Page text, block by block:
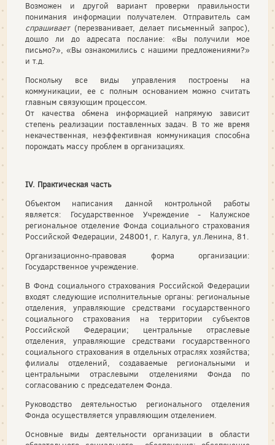
Возможен и другой вариант проверки правильности
понимания информации получателем. Отправитель сам
спрашивает(перезванивает, делает письменный запрос),
дошло ли до адресата послание: «Вы получили мое
письмо?», «Вы ознакомились с нашими предложениями?»
и т.д.
Поскольку все виды управления построены на
коммуникации, ее с полным основанием можно считать
главным связующим процессом.
От качества обмена информацией напрямую зависит
степень реализации поставленных задач. В то же время
некачественная, неэффективная коммуникация способна
порождать массу проблем в организациях.
IV. Практическая часть
Объектом написания данной контрольной работы
является: Государственное Учреждение - Калужское
региональное отделение Фонда социального страхования
Российской Федерации, 248001, г. Калуга, ул.Ленина, 81.
Организационно-правовая форма организации:
Государственное учреждение.
В Фонд социального страхования Российской Федерации
входят следующие исполнительные органы: региональные
отделения, управляющие средствами государственного
социального страхования на территории субъектов
Российской Федерации; центральные отраслевые
отделения, управляющие средствами государственного
социального страхования в отдельных отраслях хозяйства;
филиалы отделений, создаваемые региональными и
центральными отраслевыми отделениями Фонда по
согласованию с председателем Фонда.
Руководство деятельностью регионального отделения
Фонда осуществляется управляющим отделением.
Основные виды деятельности организации в области